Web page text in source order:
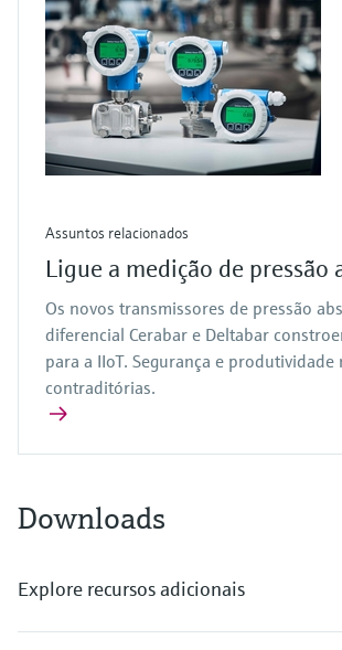
Assuntos relacionados
Ligue a medição de pressão
Os novos transmissores de pressão
diferencial Cerabar e Deltabar
para a IIoT. Segurança e produtividade
contraditórias.
Downloads
Explore recursos adicionais